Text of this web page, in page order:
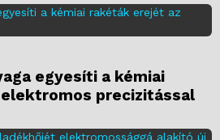
egyesíti a kémiai
precizitással